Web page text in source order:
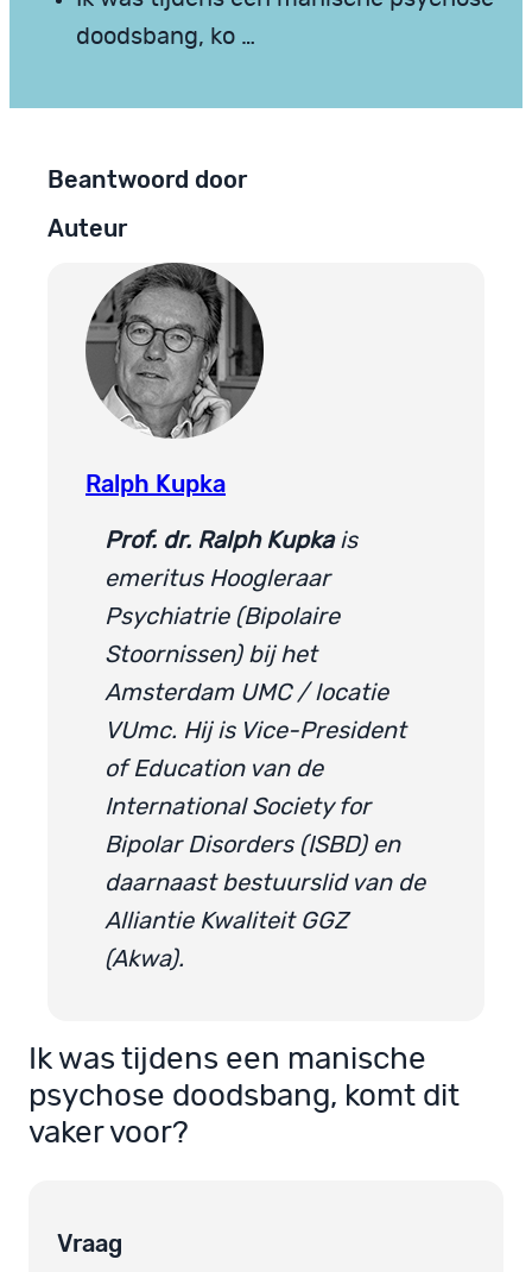
doodsbang, ko …
Beantwoord door
Auteur
Ralph Kupka
Prof. dr. Ralph Kupkais
emeritus Hoogleraar
Psychiatrie (Bipolaire
Stoornissen) bij het
Amsterdam UMC / locatie
VUmc. Hij is Vice-President
of Education van de
International Society for
Bipolar Disorders (ISBD) en
daarnaast bestuurslid van de
Alliantie Kwaliteit GGZ
(Akwa).
Ik was tijdens een manische
psychose doodsbang, komt dit
vaker voor?
Vraag